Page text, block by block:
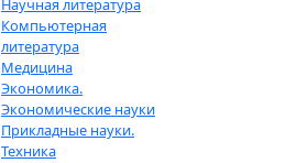
Научная литература
Компьютерная
литература
Медицина
Экономика.
Экономические науки
Прикладные науки.
Техника